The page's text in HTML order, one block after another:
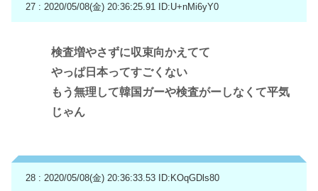
27 : 2020/05/08(金) 20:36:25.91 ID:U+nMi6yY0
検査増やさずに収束向かえてて
やっぱ日本ってすごくない
もう無理して韓国ガーや検査がーしなくて平気
じゃん
28 : 2020/05/08(金) 20:36:33.53 ID:KOqGDls80